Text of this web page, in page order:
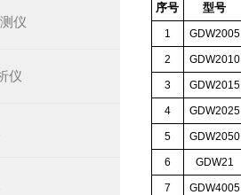
仪
仪
序号
型号
1 GDW2005
2 GDW2010
3 GDW2015
4 GDW2025
5 GDW2050
6 GDW21
7 GDW4005